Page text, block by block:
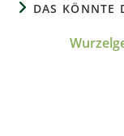
DAS KÖNNTE